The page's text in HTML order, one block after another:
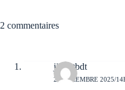
2 commentaires
jilihotbdt
29 DÉCEMBRE 2025/